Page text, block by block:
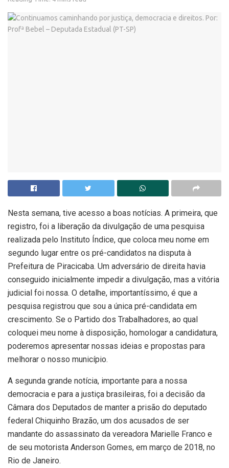
Nesta semana, tive acesso a boas notícias. A primeira, que
registro, foi a liberação da divulgação de uma pesquisa
realizada pelo Instituto Índice, que coloca meu nome em
segundo lugar entre os pré-candidatos na disputa à
Prefeitura de Piracicaba. Um adversário de direita havia
conseguido inicialmente impedir a divulgação, mas a vitória
judicial foi nossa. O detalhe, importantíssimo, é que a
pesquisa registrou que sou a única pré-candidata em
crescimento. Se o Partido dos Trabalhadores, ao qual
coloquei meu nome à disposição, homologar a candidatura,
poderemos apresentar nossas ideias e propostas para
melhorar o nosso município.
A segunda grande notícia, importante para a nossa
democracia e para a justiça brasileiras, foi a decisão da
Câmara dos Deputados de manter a prisão do deputado
federal Chiquinho Brazão, um dos acusados de ser
mandante do assassinato da vereadora Marielle Franco e
de seu motorista Anderson Gomes, em março de 2018, no
Rio de Janeiro.